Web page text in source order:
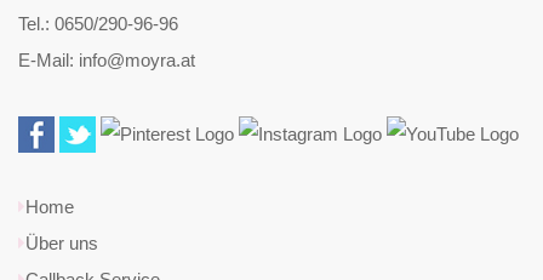
Tel.: 0650/290-96-96
E-Mail: info@moyra.at
Home
Über uns